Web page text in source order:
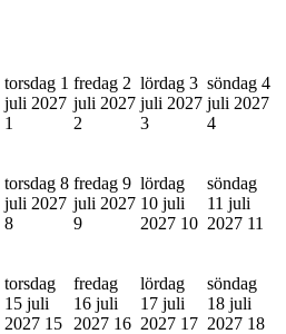
torsdag 1
juli 2027
1
fredag 2
juli 2027
2
lördag 3
juli 2027
3
söndag 4
juli 2027
4
torsdag 8
juli 2027
8
fredag 9
juli 2027
9
lördag
10 juli
2027 10
söndag
11 juli
2027 11
torsdag
15 juli
2027 15
fredag
16 juli
2027 16
lördag
17 juli
2027 17
söndag
18 juli
2027 18